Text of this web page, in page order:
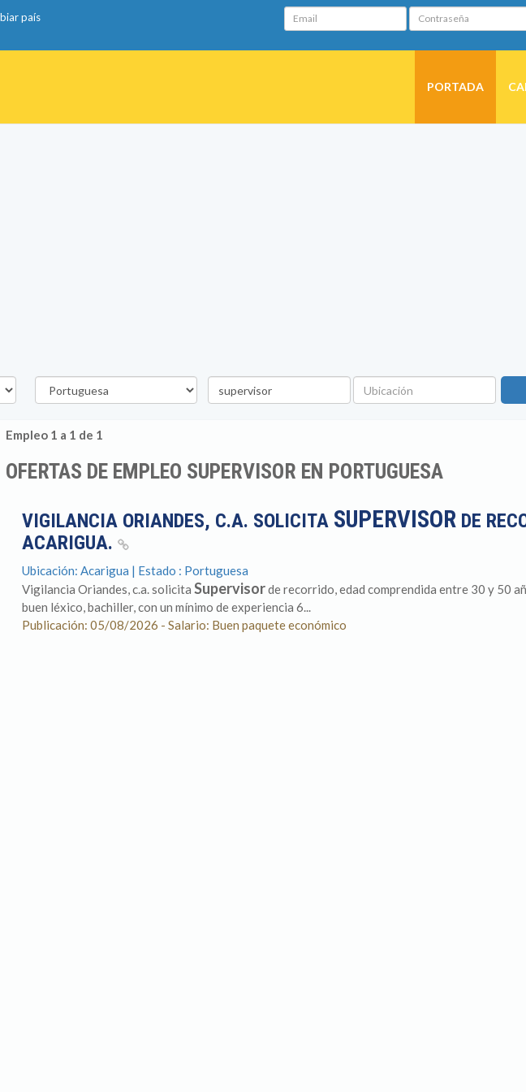
país Email Contraseña
PORTADA
Estado
Palabra
clave
Ubicación
Empleo 1 a 1 de 1
OFERTAS DE EMPLEO SUPERVISOR EN PORTUGUESA
VIGILANCIA ORIANDES, C.A. SOLICITA SUPERVISORDE
ACARIGUA.
Ubicación: Acarigua | Estado : Portuguesa
Vigilancia Oriandes, c.a. solicita Supervisorde recorrido, edad comprendida entre 30 y 50
buen léxico, bachiller, con un mínimo de experiencia 6...
Publicación: 05/08/2026 - Salario: Buen paquete económico